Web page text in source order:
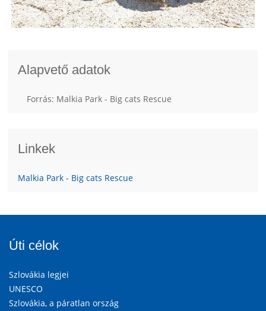
Alapvető adatok
Forrás: Malkia Park - Big cats Rescue
Linkek
Malkia Park - Big cats Rescue
Úti célok
Szlovákia legjei
UNESCO
Szlovákia, a páratlan ország